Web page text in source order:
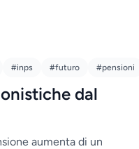
#inps #futuro #pensioni
dal
aumenta di un